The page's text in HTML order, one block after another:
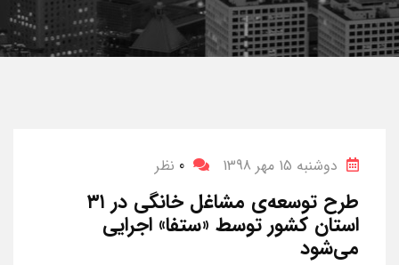
دوشنبه 15 مهر 1398 0 نظر
طرح توسعه‌ی مشاغل خانگی در ۳۱
استان کشور توسط «ستفا» اجرایی
می‌شود